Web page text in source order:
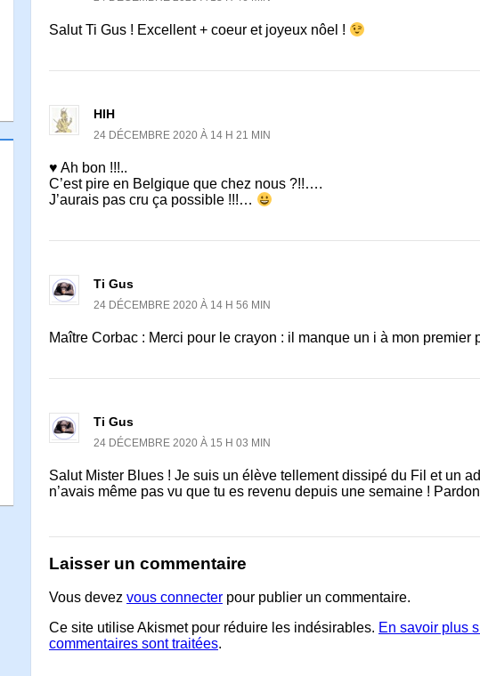
Salut Ti Gus ! Excellent + coeur et joyeux nôel !
HlH
24 DÉCEMBRE 2020 À 14 H 21 MIN
♥ Ah bon !!!..
C’est pire en Belgique que chez nous ?!!….
J’aurais pas cru ça possible !!!…
Ti Gus
24 DÉCEMBRE 2020 À 14 H 56 MIN
Maître Corbac : Merci pour le crayon : il manque un i à mon premier
Ti Gus
24 DÉCEMBRE 2020 À 15 H 03 MIN
Salut Mister Blues ! Je suis un élève tellement dissipé du Fil et un
n’avais même pas vu que tu es revenu depuis une semaine !
Laisser un commentaire
Vous devez vous connecter pour publier un commentaire.
Ce site utilise Akismet pour réduire les indésirables. En savoir plus
commentaires sont traitées.